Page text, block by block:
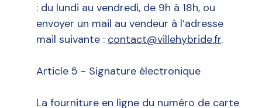
: du lundi au vendredi, de 9h à 18h, ou
envoyer un mail au vendeur à l’adresse
mail suivante : contact@villehybride.fr.
Article 5 - Signature électronique
La fourniture en ligne du numéro de carte